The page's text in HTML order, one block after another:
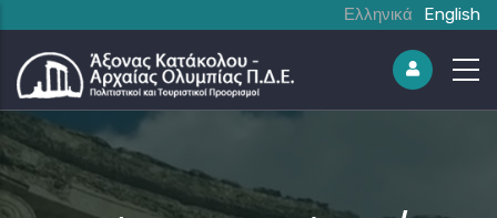
Ελληνικά English